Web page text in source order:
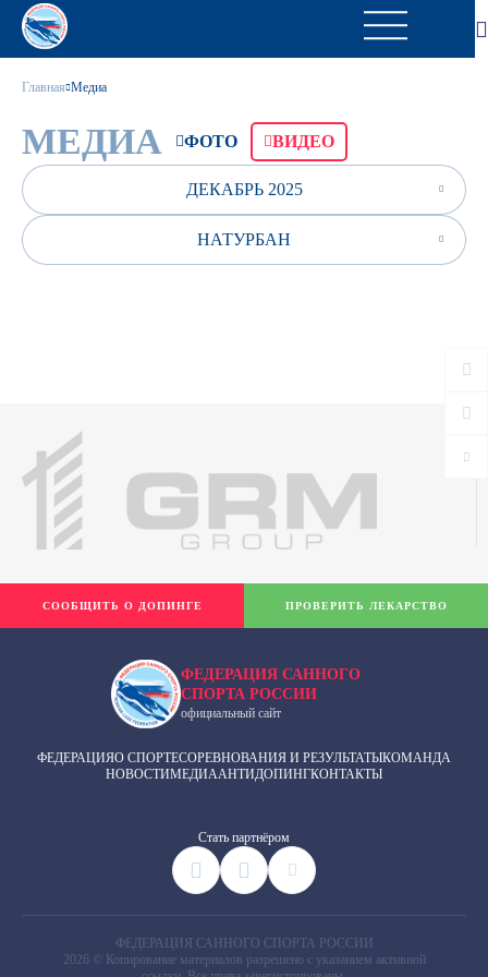
Главная Медиа
МЕДИА ФОТО ВИДЕО
ДЕКАБРЬ 2025
НАТУРБАН
ФЕДЕРАЦИЯ САННОГО
СПОРТА РОССИИ
официальный сайт
ФЕДЕРАЦИЯО СПОРТЕСОРЕВНОВАНИЯ И РЕЗУЛЬТАТЫКОМАНДА
НОВОСТИМЕДИААНТИДОПИНГКОНТАКТЫ
Cтать партнёром
СООБЩИТЬ О ДОПИНГЕ ПРОВЕРИТЬ ЛЕКАРСТВО
ФЕДЕРАЦИЯ САННОГО СПОРТА РОССИИ
2026 © Копирование материалов разрешено с указанием активной